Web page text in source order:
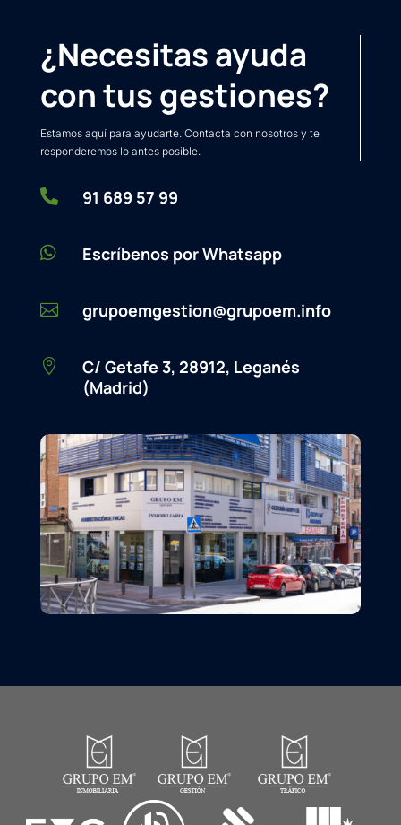
¿Necesitas ayuda
con tus gestiones?
Estamos aquí para ayudarte. Contacta con nosotros y te
responderemos lo antes posible.
 91 689 57 99
 Escríbenos por Whatsapp
 grupoemgestion@grupoem.info

C/ Getafe 3, 28912, Leganés
(Madrid)